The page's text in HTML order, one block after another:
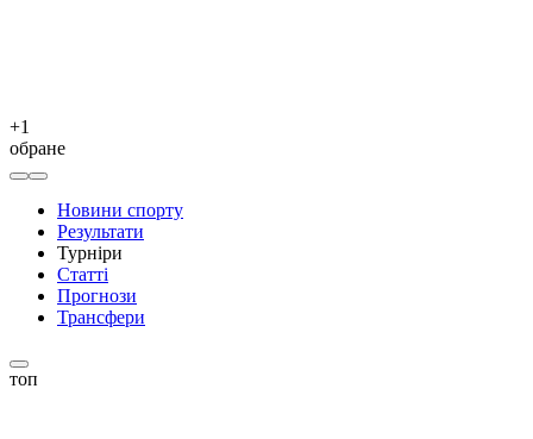
+1
обране
Новини спорту
Результати
Турніри
Статті
Прогнози
Трансфери
топ